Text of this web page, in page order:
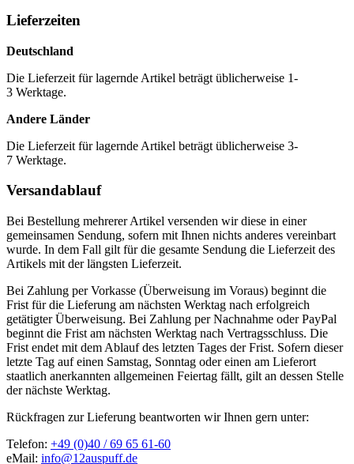
Lieferzeiten
Deutschland
Die Lieferzeit für lagernde Artikel beträgt üblicherweise 1-
3 Werktage.
Andere Länder
Die Lieferzeit für lagernde Artikel beträgt üblicherweise 3-
7 Werktage.
Versandablauf
Bei Bestellung mehrerer Artikel versenden wir diese in einer
gemeinsamen Sendung, sofern mit Ihnen nichts anderes vereinbart
wurde. In dem Fall gilt für die gesamte Sendung die Lieferzeit des
Artikels mit der längsten Lieferzeit.
Bei Zahlung per Vorkasse (Überweisung im Voraus) beginnt die
Frist für die Lieferung am nächsten Werktag nach erfolgreich
getätigter Überweisung. Bei Zahlung per Nachnahme oder PayPal
beginnt die Frist am nächsten Werktag nach Vertragsschluss. Die
Frist endet mit dem Ablauf des letzten Tages der Frist. Sofern dieser
letzte Tag auf einen Samstag, Sonntag oder einen am Lieferort
staatlich anerkannten allgemeinen Feiertag fällt, gilt an dessen Stelle
der nächste Werktag.
Rückfragen zur Lieferung beantworten wir Ihnen gern unter:
Telefon: +49 (0)40 / 69 65 61-60
eMail: info@12auspuff.de